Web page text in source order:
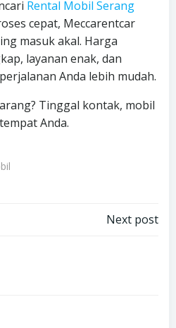
Rental Mobil Serang
cepat, Meccarentcar
masuk akal. Harga
layanan enak, dan
Anda lebih mudah.
Tinggal kontak, mobil
Anda.
Next post